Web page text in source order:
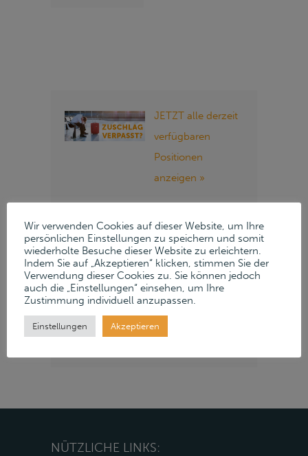
JETZT alle derzeit
verfügbaren
Positionen
anzeigen »
& Partner auf
unseren Social
Media Kanälen:
Instagram
NÜTZLICHE LINKS:
Wir verwenden Cookies auf dieser Website, um Ihre
persönlichen Einstellungen zu speichern und somit
wiederholte Besuche dieser Website zu erleichtern.
Indem Sie auf „Akzeptieren“ klicken, stimmen Sie der
Verwendung dieser Cookies zu. Sie können jedoch
auch die „Einstellungen“ einsehen, um Ihre
Zustimmung individuell anzupassen.
Einstellungen Akzeptieren